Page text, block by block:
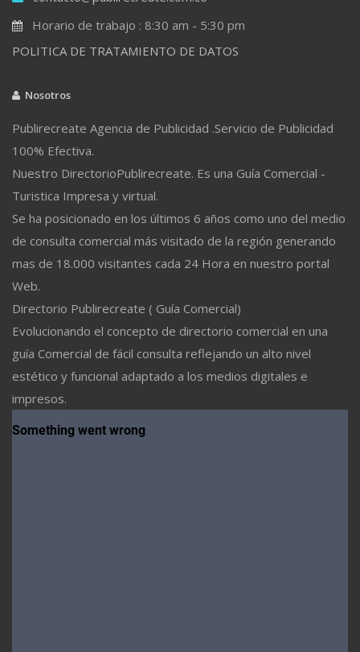
Horario de trabajo : 8:30 am - 5:30 pm
POLITICA DE TRATAMIENTO DE DATOS
Nosotros
Publirecreate Agencia de Publicidad .Servicio de Publicidad
100% Efectiva.
Nuestro DirectorioPublirecreate. Es una Guía Comercial -
Turistica Impresa y virtual.
Se ha posicionado en los últimos 6 años como uno del medio
de consulta comercial más visitado de la región generando
mas de 18.000 visitantes cada 24 Hora en nuestro portal
Web.
Directorio Publirecreate ( Guía Comercial)
Evolucionando el concepto de directorio comercial en una
guía Comercial de fácil consulta reflejando un alto nivel
estético y funcional adaptado a los medios digitales e
impresos.